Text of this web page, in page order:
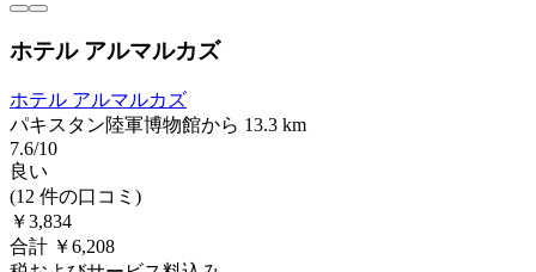
ホテル アルマルカズ
ホテル アルマルカズ
パキスタン陸軍博物館から 13.3 km
7.6/10
良い
(12 件の口コミ)
￥3,834
合計 ￥6,208